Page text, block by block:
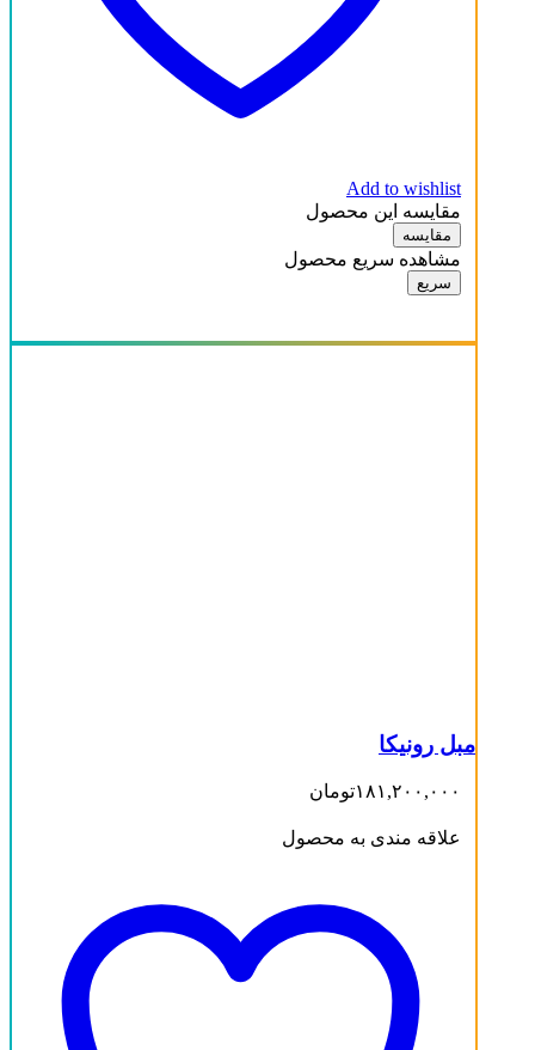
Add to wishlist
مقایسه این محصول
مقایسه
مشاهده سریع محصول
سریع
مبل رونیکا
۱۸۱,۲۰۰,۰۰۰ تومان
علاقه مندی به محصول